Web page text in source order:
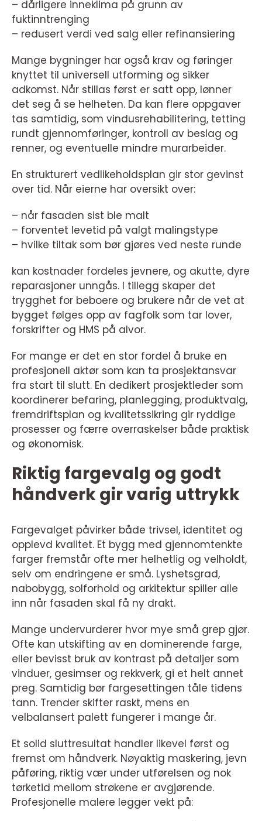
– dårligere inneklima på grunn av
fuktinntrenging
– redusert verdi ved salg eller refinansiering
Mange bygninger har også krav og føringer
knyttet til universell utforming og sikker
adkomst. Når stillas først er satt opp, lønner
det seg å se helheten. Da kan flere oppgaver
tas samtidig, som vindusrehabilitering, tetting
rundt gjennomføringer, kontroll av beslag og
renner, og eventuelle mindre murarbeider.
En strukturert vedlikeholdsplan gir stor gevinst
over tid. Når eierne har oversikt over:
– når fasaden sist ble malt
– forventet levetid på valgt malingstype
– hvilke tiltak som bør gjøres ved neste runde
kan kostnader fordeles jevnere, og akutte, dyre
reparasjoner unngås. I tillegg skaper det
trygghet for beboere og brukere når de vet at
bygget følges opp av fagfolk som tar lover,
forskrifter og HMS på alvor.
For mange er det en stor fordel å bruke en
profesjonell aktør som kan ta prosjektansvar
fra start til slutt. En dedikert prosjektleder som
koordinerer befaring, planlegging, produktvalg,
fremdriftsplan og kvalitetssikring gir ryddige
prosesser og færre overraskelser både praktisk
og økonomisk.
Riktig fargevalg og godt
håndverk gir varig uttrykk
Fargevalget påvirker både trivsel, identitet og
opplevd kvalitet. Et bygg med gjennomtenkte
farger fremstår ofte mer helhetlig og velholdt,
selv om endringene er små. Lyshetsgrad,
nabobygg, solforhold og arkitektur spiller alle
inn når fasaden skal få ny drakt.
Mange undervurderer hvor mye små grep gjør.
Ofte kan utskifting av en dominerende farge,
eller bevisst bruk av kontrast på detaljer som
vinduer, gesimser og rekkverk, gi et helt annet
preg. Samtidig bør fargesettingen tåle tidens
tann. Trender skifter raskt, mens en
velbalansert palett fungerer i mange år.
Et solid sluttresultat handler likevel først og
fremst om håndverk. Nøyaktig maskering, jevn
påføring, riktig vær under utførelsen og nok
tørketid mellom strøkene er avgjørende.
Profesjonelle malere legger vekt på: